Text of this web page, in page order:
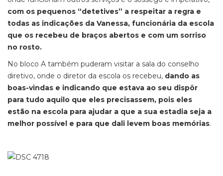
com os pequenos “detetives” a respeitar a regra e
todas as indicações da Vanessa, funcionária da escola
que os recebeu de braços abertos e com um sorriso
no rosto.
No bloco A também puderam visitar a sala do conselho
diretivo, onde o diretor da escola os recebeu, dando as
boas-vindas e indicando que estava ao seu dispôr
para tudo aquilo que eles precisassem, pois eles
estão na escola para ajudar a que a sua estadia seja a
melhor possível e para que dali levem boas memórias.